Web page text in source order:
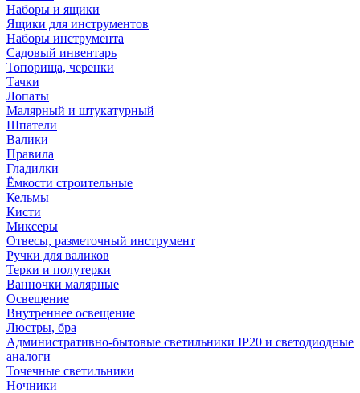
Наборы и ящики
Ящики для инструментов
Наборы инструмента
Садовый инвентарь
Топорища, черенки
Тачки
Лопаты
Малярный и штукатурный
Шпатели
Валики
Правила
Гладилки
Ёмкости строительные
Кельмы
Кисти
Миксеры
Отвесы, разметочный инструмент
Ручки для валиков
Терки и полутерки
Ванночки малярные
Освещение
Внутреннее освещение
Люстры, бра
Административно-бытовые светильники IP20 и светодиодные
аналоги
Точечные светильники
Ночники